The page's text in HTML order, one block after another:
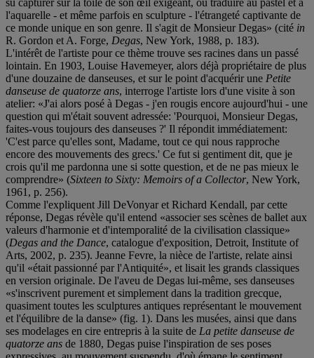
l'aquarelle - et même parfois en sculpture - l'étrangeté captivante de
ce monde unique en son genre. Il s'agit de Monsieur Degas» (cité in
R. Gordon et A. Forge, Degas, New York, 1988, p. 183).
L'intérêt de l'artiste pour ce thème trouve ses racines dans un passé
lointain. En 1903, Louise Havemeyer, alors déjà propriétaire de plus
d'une douzaine de danseuses, et sur le point d'acquérir une Petite
danseuse de quatorze ans, interroge l'artiste lors d'une visite à son
atelier: «J'ai alors posé à Degas - j'en rougis encore aujourd'hui - une
question qui m'était souvent adressée: 'Pourquoi, Monsieur Degas,
faites-vous toujours des danseuses ?' Il répondit immédiatement:
'C'est parce qu'elles sont, Madame, tout ce qui nous rapproche
encore des mouvements des grecs.' Ce fut si gentiment dit, que je
crois qu'il me pardonna une si sotte question, et de ne pas mieux le
comprendre» (Sixteen to Sixty: Memoirs of a Collector, New York,
1961, p. 256).
Comme l'expliquent Jill DeVonyar et Richard Kendall, par cette
réponse, Degas révèle qu'il entend «associer ses scènes de ballet aux
valeurs d'harmonie et d'intemporalité de la civilisation classique»
(Degas and the Dance, catalogue d'exposition, Detroit, Institute of
Arts, 2002, p. 235). Jeanne Fevre, la nièce de l'artiste, relate ainsi
qu'il «était passionné par l'Antiquité», et lisait les grands classiques
en version originale. De l'aveu de Degas lui-même, ses danseuses
«s'inscrivent purement et simplement dans la tradition grecque,
quasiment toutes les sculptures antiques représentant le mouvement
et l'équilibre de la danse» (fig. 1). Dans les musées, ainsi que dans
ses modelages en cire entrepris à la suite de La petite danseuse de
quatorze ans de 1880, Degas puise l'inspiration de ses poses